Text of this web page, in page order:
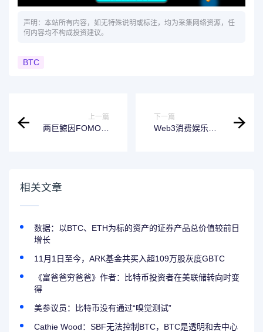
声明：本站所有内容，如无特殊说明或标注，均为采集网络资源，任
何内容均不构成投资建议。
BTC
上一篇
两巨鲸因FOMO买
下一篇
Web3消费娱乐平
相关文章
数据：以BTC、ETH为标的资产的证券产品总价值较前日
增长
11月1日至今，ARK基金共买入超109万股灰度GBTC
《富爸爸穷爸爸》作者：比特币投资者在美联储转向时变
得
美参议员：比特币没有通过“嗅觉测试”
Cathie Wood：SBF无法控制BTC，BTC是透明和去中心